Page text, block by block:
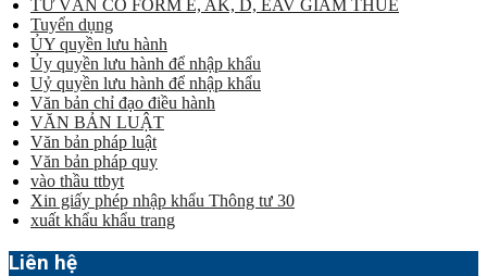
TƯ VẤN CO FORM E, AK, D, EAV GIẢM THUẾ
Tuyển dụng
ỦY quyền lưu hành
Ủy quyền lưu hành để nhập khẩu
Uỷ quyền lưu hành để nhập khẩu
Văn bản chỉ đạo điều hành
VĂN BẢN LUẬT
Văn bản pháp luật
Văn bản pháp quy
vào thầu ttbyt
Xin giấy phép nhập khẩu Thông tư 30
xuất khẩu khẩu trang
Liên hệ